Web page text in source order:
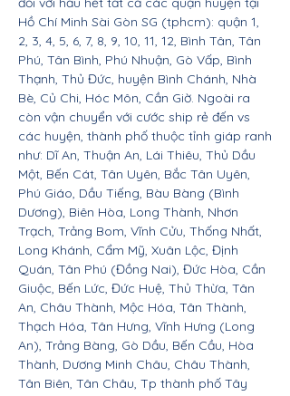
Hồ Chí Minh Sài Gòn SG (tphcm): quận 1,
2, 3, 4, 5, 6, 7, 8, 9, 10, 11, 12, Bình Tân, Tân
Phú, Tân Bình, Phú Nhuận, Gò Vấp, Bình
Thạnh, Thủ Đức, huyện Bình Chánh, Nhà
Bè, Củ Chi, Hóc Môn, Cần Giờ. Ngoài ra
còn vận chuyển với cước ship rẻ đến vs
các huyện, thành phố thuộc tỉnh giáp ranh
như: Dĩ An, Thuận An, Lái Thiêu, Thủ Dầu
Một, Bến Cát, Tân Uyên, Bắc Tân Uyên,
Phú Giáo, Dầu Tiếng, Bàu Bàng (Bình
Dương), Biên Hòa, Long Thành, Nhơn
Trạch, Trảng Bom, Vĩnh Cửu, Thống Nhất,
Long Khánh, Cẩm Mỹ, Xuân Lộc, Định
Quán, Tân Phú (Đồng Nai), Đức Hòa, Cần
Giuộc, Bến Lức, Đức Huệ, Thủ Thừa, Tân
An, Châu Thành, Mộc Hóa, Tân Thành,
Thạch Hóa, Tân Hưng, Vĩnh Hưng (Long
An), Trảng Bàng, Gò Dầu, Bến Cầu, Hòa
Thành, Dương Minh Châu, Châu Thành,
Tân Biên, Tân Châu, Tp thành phố Tây